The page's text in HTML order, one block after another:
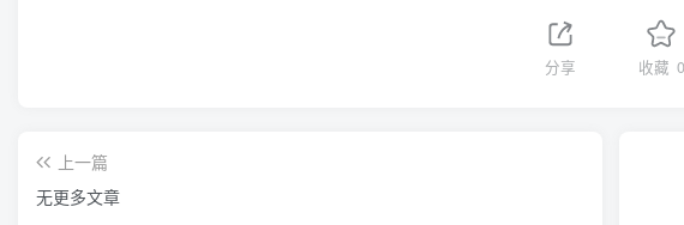
其核心目的是解决传统消防车依靠经验估算灭火剂余量所带来的不确
分享 收藏 0
上一篇
无更多文章